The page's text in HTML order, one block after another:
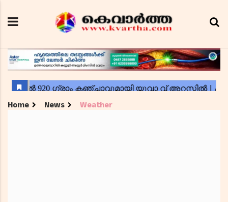
Home News Weather